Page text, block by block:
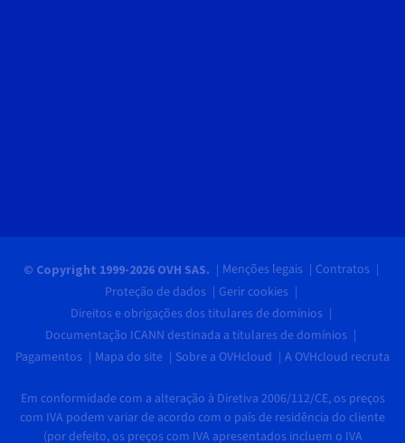
© Copyright 1999-2026 OVH SAS. Menções legais
Contratos
Proteção de dados
Gerir cookies
Direitos e obrigações dos titulares de domínios
Documentação ICANN destinada a titulares de domínios
Pagamentos
Mapa do site Sobre a OVHcloud A OVHcloud recruta
Em conformidade com a alteração à Diretiva 2006/112/CE, os preços
com IVA podem variar de acordo com o país de residência do cliente
(por defeito, os preços com IVA apresentados incluem o IVA